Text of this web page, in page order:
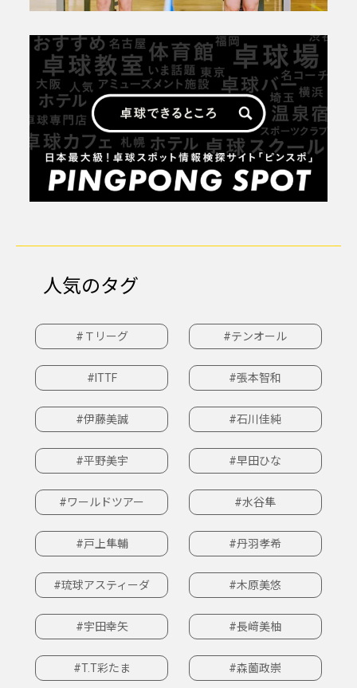
人気のタグ
#Ｔリーグ #テンオール
#ITTF #張本智和
#伊藤美誠 #石川佳純
#平野美宇 #早田ひな
#ワールドツアー #水谷隼
#戸上隼輔 #丹羽孝希
#琉球アスティーダ #木原美悠
#宇田幸矢 #長﨑美柚
#T.T彩たま #森薗政崇